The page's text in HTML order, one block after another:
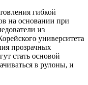
гибкой
на основании при
из
университета
прозрачных
стать основой
в рулоны, и